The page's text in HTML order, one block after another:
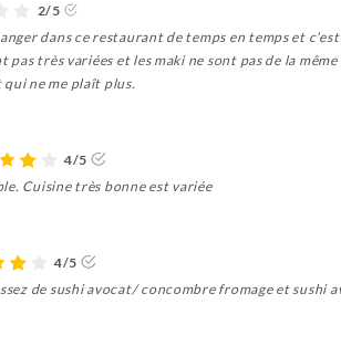
2/5
dans ce restaurant de temps en temps et
pas très variées et les maki ne sont pas de la
ne me plaît plus.
4/5
Cuisine très bonne est variée
4/5
de sushi avocat/ concombre fromage et sushi